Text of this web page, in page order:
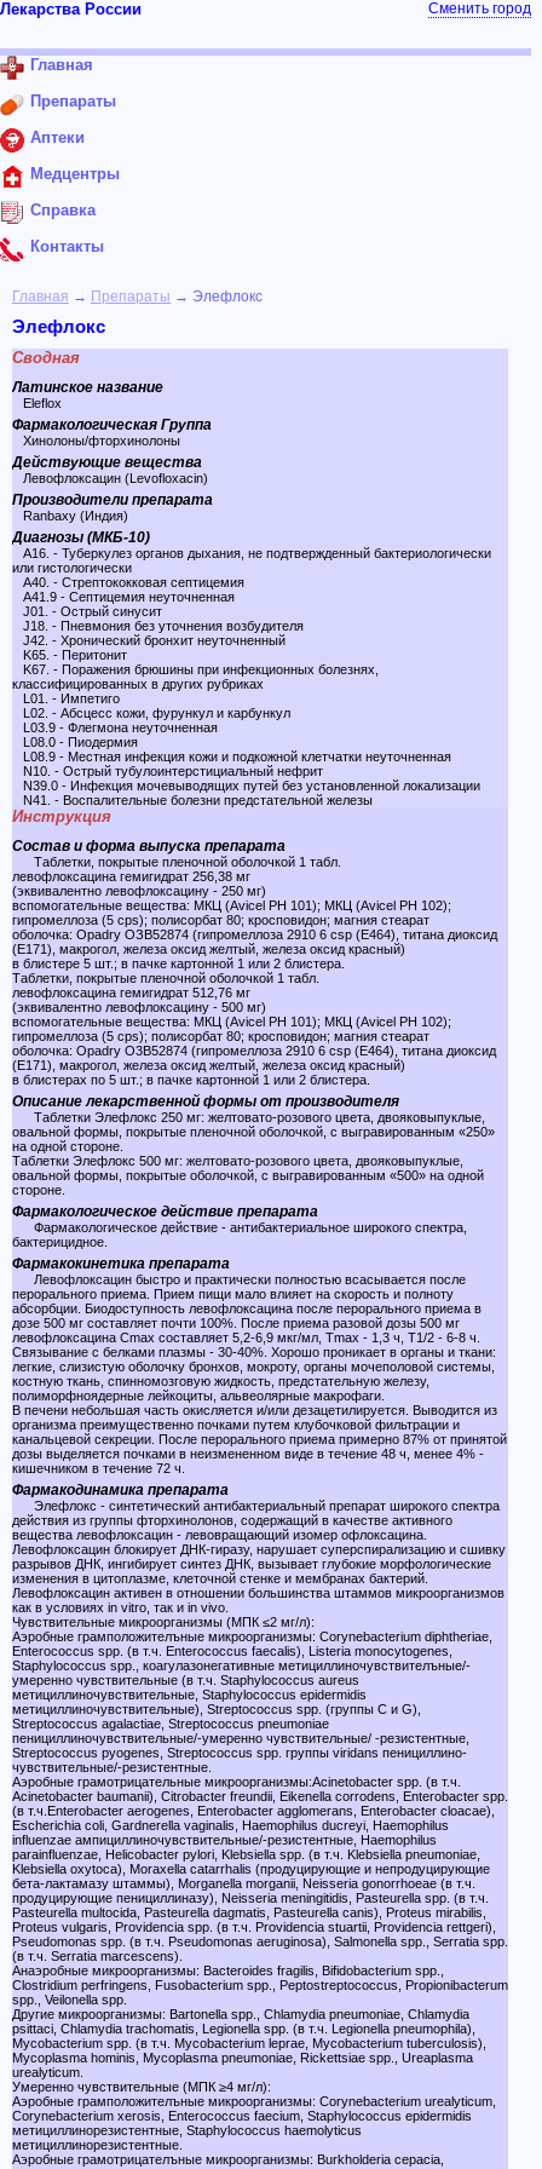
Лекарства России Сменить город
Главная
Препараты
Аптеки
Медцентры
Справка
Контакты
Главная → Препараты → Элефлокс
Элефлокс
Сводная
Латинское название
Eleflox
Фармакологическая Группа
Хинолоны/фторхинолоны
Действующие вещества
Левофлоксацин (Levofloxacin)
Производители препарата
Ranbaxy (Индия)
Диагнозы (МКБ-10)
A16. - Туберкулез органов дыхания, не подтвержденный бактериологически
или гистологически
A40. - Стрептококковая септицемия
A41.9 - Септицемия неуточненная
J01. - Острый синусит
J18. - Пневмония без уточнения возбудителя
J42. - Хронический бронхит неуточненный
K65. - Перитонит
K67. - Поражения брюшины при инфекционных болезнях,
классифицированных в других рубриках
L01. - Импетиго
L02. - Абсцесс кожи, фурункул и карбункул
L03.9 - Флегмона неуточненная
L08.0 - Пиодермия
L08.9 - Местная инфекция кожи и подкожной клетчатки неуточненная
N10. - Острый тубулоинтерстициальный нефрит
N39.0 - Инфекция мочевыводящих путей без установленной локализации
N41. - Воспалительные болезни предстательной железы
Инструкция
Состав и форма выпуска препарата
Таблетки, покрытые пленочной оболочкой 1 табл.
левофлоксацина гемигидрат 256,38 мг
(эквивалентно левофлоксацину - 250 мг)
вспомогательные вещества: МКЦ (Avicel РН 101); МКЦ (Avicel РН 102);
гипромеллоза (5 cps); полисорбат 80; кросповидон; магния стеарат
оболочка: Opadry ОЗВ52874 (гипромеллоза 2910 6 csp (Е464), титана диоксид
(Е171), макрогол, железа оксид желтый, железа оксид красный)
в блистере 5 шт.; в пачке картонной 1 или 2 блистера.
Таблетки, покрытые пленочной оболочкой 1 табл.
левофлоксацина гемигидрат 512,76 мг
(эквивалентно левофлоксацину - 500 мг)
вспомогательные вещества: МКЦ (Avicel РН 101); МКЦ (Avicel РН 102);
гипромеллоза (5 cps); полисорбат 80; кросповидон; магния стеарат
оболочка: Opadry О3В52874 (гипромеллоза 2910 6 csp (Е464), титана диоксид
(Е171), макрогол, железа оксид желтый, железа оксид красный)
в блистерах по 5 шт.; в пачке картонной 1 или 2 блистера.
Описание лекарственной формы от производителя
Таблетки Элефлокс 250 мг: желтовато-розового цвета, двояковыпуклые,
овальной формы, покрытые пленочной оболочкой, с выгравированным «250»
на одной стороне.
Таблетки Элефлокс 500 мг: желтовато-розового цвета, двояковыпуклые,
овальной формы, покрытые оболочкой, с выгравированным «500» на одной
стороне.
Фармакологическое действие препарата
Фармакологическое действие - антибактериальное широкого спектра,
бактерицидное.
Фармакокинетика препарата
Левофлоксацин быстро и практически полностью всасывается после
перорального приема. Прием пищи мало влияет на скорость и полноту
абсорбции. Биодоступность левофлоксацина после перорального приема в
дозе 500 мг составляет почти 100%. После приема разовой дозы 500 мг
левофлоксацина Cmax составляет 5,2-6,9 мкг/мл, Tmax - 1,3 ч, T1/2 - 6-8 ч.
Связывание с белками плазмы - 30-40%. Хорошо проникает в органы и ткани:
легкие, слизистую оболочку бронхов, мокроту, органы мочеполовой системы,
костную ткань, спинномозговую жидкость, предстательную железу,
полиморфноядерные лейкоциты, альвеолярные макрофаги.
В печени небольшая часть окисляется и/или дезацетилируется. Выводится из
организма преимущественно почками путем клубочковой фильтрации и
канальцевой секреции. После перорального приема примерно 87% от принятой
дозы выделяется почками в неизмененном виде в течение 48 ч, менее 4% -
кишечником в течение 72 ч.
Фармакодинамика препарата
Элефлокс - синтетический антибактериальный препарат широкого спектра
действия из группы фторхинолонов, содержащий в качестве активного
вещества левофлоксацин - левовращающий изомер офлоксацина.
Левофлоксацин блокирует ДНК-гиразу, нарушает суперспирализацию и сшивку
разрывов ДНК, ингибирует синтез ДНК, вызывает глубокие морфологические
изменения в цитоплазме, клеточной стенке и мембранах бактерий.
Левофлоксацин активен в отношении большинства штаммов микроорганизмов
как в условиях in vitro, так и in vivo.
Чувствительные микроорганизмы (МПК ≤2 мг/л):
Аэробные грамположителъные микроорганизмы: Corynebacterium diphtheriae,
Enterococcus spp. (в т.ч. Enterococcus faecalis), Listeria monocytogenes,
Staphylococcus spp., коагулазонегативные метициллиночувствителъные/-
умеренно чувствительные (в т.ч. Staphylococcus aureus
метициллиночувствительные, Staphylococcus epidermidis
метициллиночувствительные), Streptococcus spp. (группы С и G),
Streptococcus agalactiae, Streptococcus pneumoniae
пенициллиночувствительные/-умеренно чувствительные/ -резистентные,
Streptococcus pyogenes, Streptococcus spp. группы viridans пенициллино-
чувствительные/-резистентные.
Аэробные грамотрицательные микроорганизмы:Acinetobacter spp. (в т.ч.
Acinetobacter baumanii), Citrobacter freundii, Eikenella corrodens, Enterobacter spp.
(в т.ч.Enterobacter aerogenes, Enterobacter agglomerans, Enterobacter cloacae),
Escherichia coli, Gardnerella vaginalis, Haemophilus ducreyi, Haemophilus
influenzae ампициллиночувствительные/-резистентные, Haemophilus
parainfluenzae, Helicobacter pylori, Klebsiella spp. (в т.ч. Klebsiella pneumoniae,
Klebsiella oxytoca), Moraxella catarrhalis (продуцирующие и непродуцирующие
бета-лактамазу штаммы), Morganella morganii, Neisseria gonorrhoeae (в т.ч.
продуцирующие пенициллиназу), Neisseria meningitidis, Pasteurella spp. (в т.ч.
Pasteurella multocida, Pasteurella dagmatis, Pasteurella canis), Proteus mirabilis,
Proteus vulgaris, Providencia spp. (в т.ч. Providencia stuartii, Providencia rettgeri),
Pseudomonas spp. (в т.ч. Pseudomonas aeruginosa), Salmonella spp., Serratia spp.
(в т.ч. Serratia marcescens).
Анаэробные микроорганизмы: Bacteroides fragilis, Bifidobacterium spp.,
Clostridium perfringens, Fusobacterium spp., Peptostreptococcus, Propionibacterum
spp., Veilonella spp.
Другие микроорганизмы: Bartonella spp., Chlamydia pneumoniae, Chlamydia
psittaci, Chlamydia trachomatis, Legionella spp. (в т.ч. Legionella pneumophila),
Mycobacterium spp. (в т.ч. Mycobacterium leprae, Mycobacterium tuberculosis),
Mycoplasma hominis, Mycoplasma pneumoniae, Rickettsiae spp., Ureaplasma
urealyticum.
Умеренно чувствительные (МПК ≥4 мг/л):
Аэробные грамположителъные микроорганизмы: Corynebacterium urealyticum,
Corynebacterium xerosis, Enterococcus faecium, Staphylococcus epidermidis
метициллинорезистентные, Staphylococcus haemolyticus
метициллинорезистентные.
Аэробные грамотрицателъные микроорганизмы: Burkholderia cepacia,